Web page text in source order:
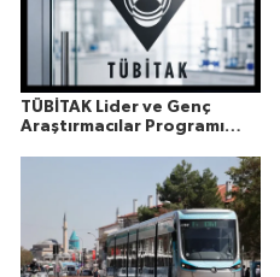
TÜBİTAK Lider ve Genç
Araştırmacılar Programı